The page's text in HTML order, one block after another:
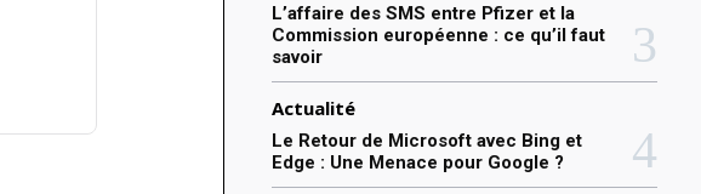
L’affaire des SMS entre Pfizer et la
Commission européenne : ce qu’il faut
savoir
Actualité
Le Retour de Microsoft avec Bing et
Edge : Une Menace pour Google ?